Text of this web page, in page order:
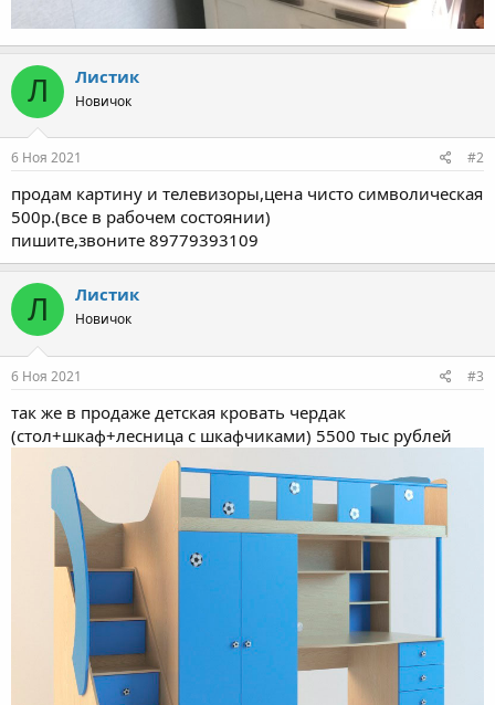
Л Листик
Новичок
6 Ноя 2021 #2
продам картину и телевизоры,цена чисто символическая
500р.(все в рабочем состоянии)
пишите,звоните 89779393109
Л Листик
Новичок
6 Ноя 2021 #3
так же в продаже детская кровать чердак
(стол+шкаф+лесница с шкафчиками) 5500 тыс рублей